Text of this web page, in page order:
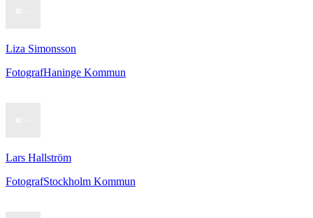
Liza Simonsson
FotografHaninge Kommun
Lars Hallström
FotografStockholm Kommun